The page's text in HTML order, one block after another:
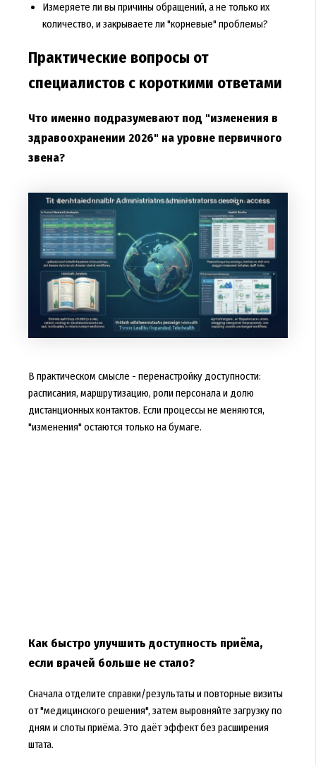
Измеряете ли вы причины обращений, а не только их
количество, и закрываете ли "корневые" проблемы?
Практические вопросы от
специалистов с короткими ответами
Что именно подразумевают под "изменения в
здравоохранении 2026" на уровне первичного
звена?
В практическом смысле - перенастройку доступности:
расписания, маршрутизацию, роли персонала и долю
дистанционных контактов. Если процессы не меняются,
"изменения" остаются только на бумаге.
Как быстро улучшить доступность приёма,
если врачей больше не стало?
Сначала отделите справки/результаты и повторные визиты
от "медицинского решения", затем выровняйте загрузку по
дням и слоты приёма. Это даёт эффект без расширения
штата.